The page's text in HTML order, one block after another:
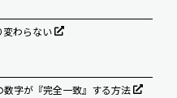
変わらない
数字が『完全一致』する方法